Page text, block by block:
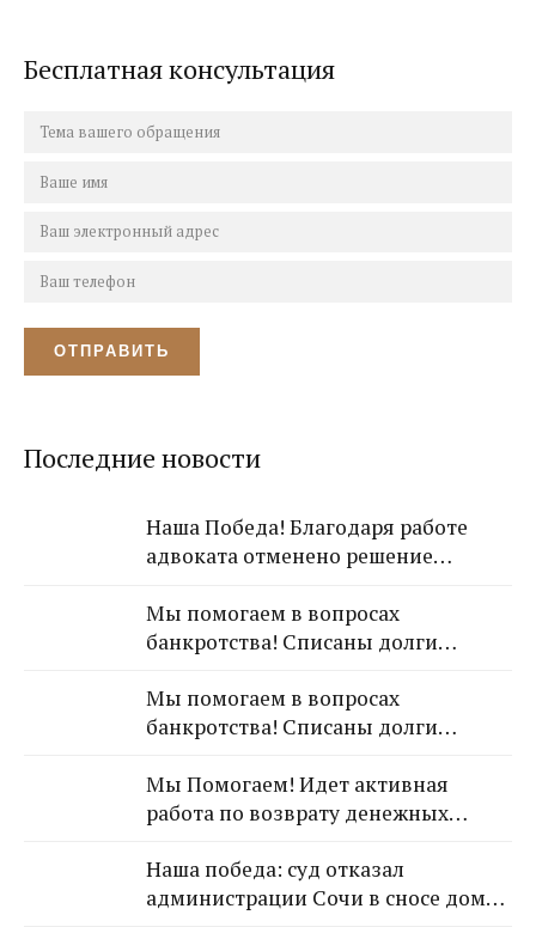
специализирующемся на взыскании
Бесплатная консультация
Последние новости
Наша Победа! Благодаря работе
адвоката отменено решение
взыскании с арендодателя 650 000
рублей!
Мы помогаем в вопросах
банкротства! Списаны долги
Мы помогаем в вопросах
банкротства! Списаны долги
Мы Помогаем! Идет активная
работа по возврату денежных
Самвела Смпатовича 17.07.1983 г.р.
Наша победа: суд отказал
администрации Сочи в сносе дома,